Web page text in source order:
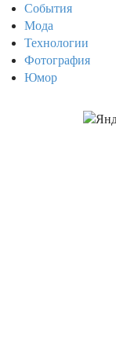
События
Мода
Технологии
Фотография
Юмор